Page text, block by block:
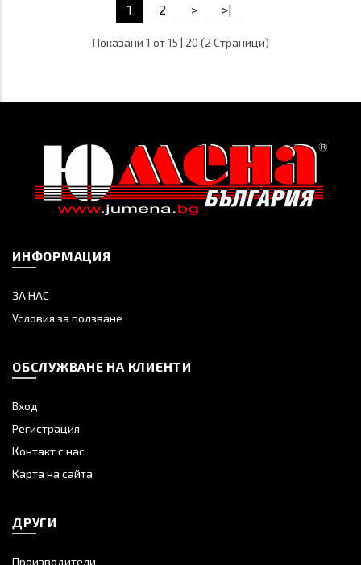
1 2 > >|
Показани 1 от 15 | 20 (2 Страници)
ИНФОРМАЦИЯ
ЗА НАС
Условия за ползване
ОБСЛУЖВАНЕ НА КЛИЕНТИ
Вход
Регистрация
Контакт с нас
Карта на сайта
ДРУГИ
Производители